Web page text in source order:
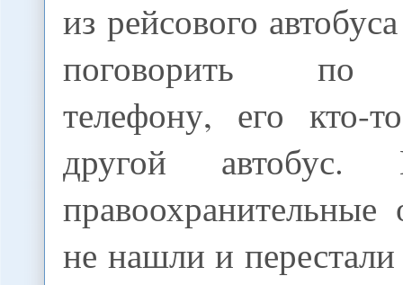
из рейсового
поговорить по
телефону, его кто-
другой
не нашли и перестали